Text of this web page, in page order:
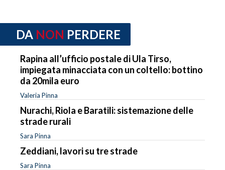
DA NON PERDERE
Rapina all’ufficio postale di Ula Tirso,
impiegata minacciata con un coltello: bottino
da 20mila euro
Valeria Pinna
Nurachi, Riola e Baratili: sistemazione delle
strade rurali
Sara Pinna
Zeddiani, lavori su tre strade
Sara Pinna